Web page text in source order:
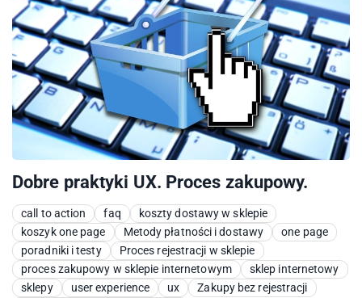
Dobre praktyki UX. Proces zakupowy.
call to action faq
koszty dostawy w sklepie
koszyk one page
Metody płatności i dostawy
one page
poradniki i testy
Proces rejestracji w sklepie
proces zakupowy w sklepie internetowym
sklep internetowy
sklepy
user experience ux
Zakupy bez rejestracji